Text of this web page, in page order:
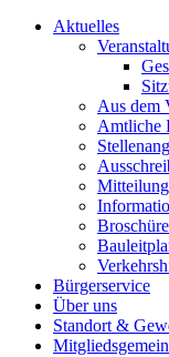
Aktuelles
Aus dem
Amtliche
Bürgerservice
Über uns
Standort &